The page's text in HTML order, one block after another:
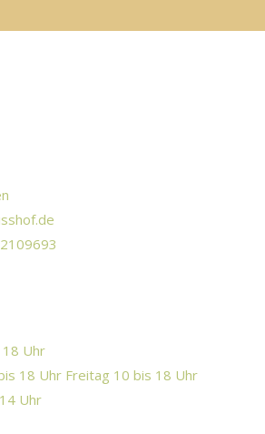
Uhr
18 Uhr Freitag 10 bis 18 Uhr
Uhr